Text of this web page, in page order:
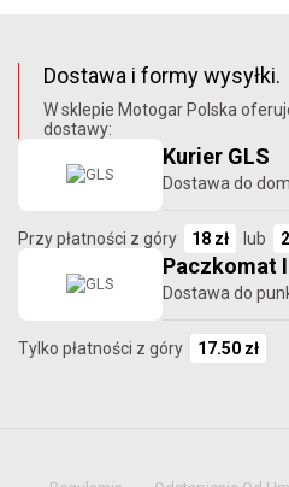
Dostawa i formy wysyłki.
W sklepie Motogar Polska
dostawy:
Kurier GLS
Dostawa do
Przy płatności z góry 18 zł lub
Paczkomat
Dostawa do
Tylko płatności z góry 17.50 zł